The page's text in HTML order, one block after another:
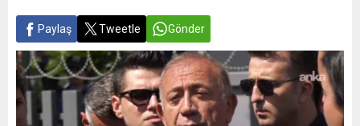
Paylaş Tweetle Gönder